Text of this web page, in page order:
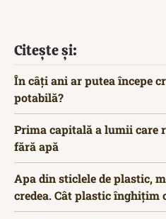
Citește și:
În câți ani ar putea începe
potabilă?
Prima capitală a lumii care
fără apă
Apa din sticlele de plastic,
credea. Cât plastic înghițim